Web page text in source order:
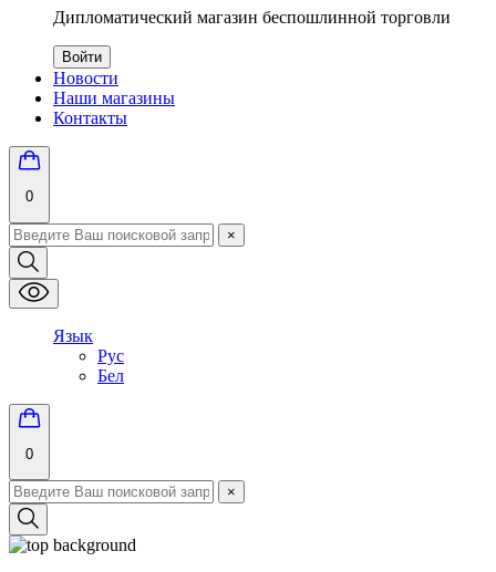
Дипломатический магазин беспошлинной торговли
Войти
Новости
Наши магазины
Контакты
0
×
Язык
Рус
Бел
0
×